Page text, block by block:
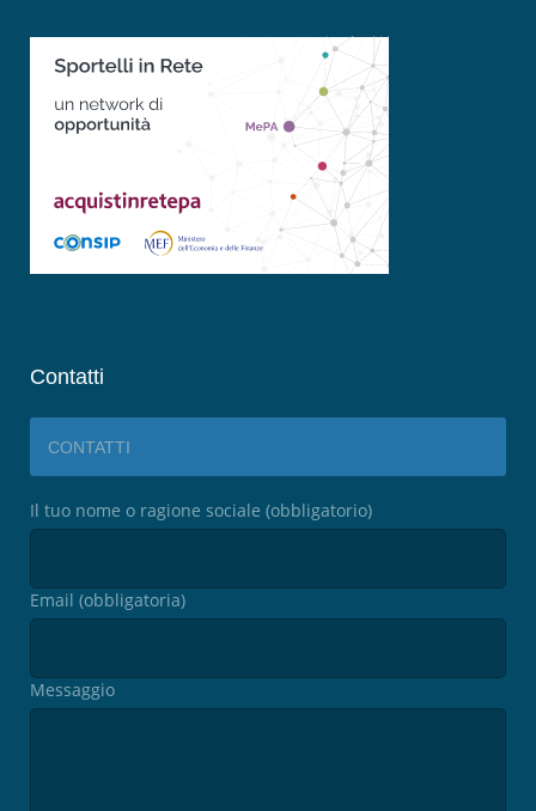
Contatti
CONTATTI
Il tuo nome o ragione sociale (obbligatorio)
Email (obbligatoria)
Messaggio